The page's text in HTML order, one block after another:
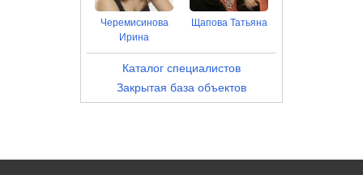
Черемисинова
Ирина
Щапова Татьяна
Каталог специалистов
Закрытая база объектов